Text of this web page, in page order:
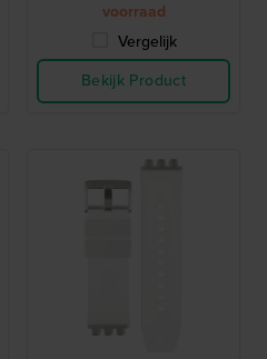
voorraad
Vergelijk
Bekijk Product